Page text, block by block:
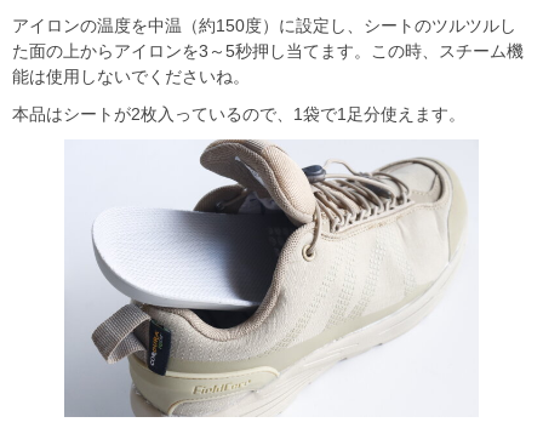
アイロンの温度を中温（約150度）に設定し、シートのツルツルし
た面の上からアイロンを3～5秒押し当てます。この時、スチーム機
能は使用しないでくださいね。
本品はシートが2枚入っているので、1袋で1足分使えます。